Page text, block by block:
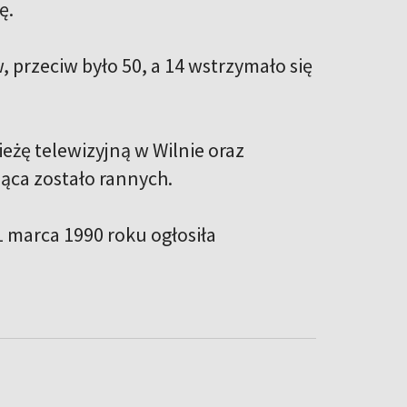
było 50, a 14 wstrzymało się
telewizyjną w Wilnie oraz
zostało rannych.
1990 roku ogłosiła